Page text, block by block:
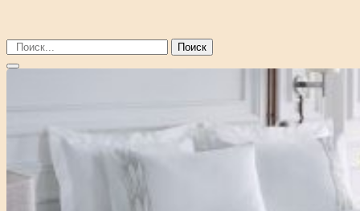
Поиск